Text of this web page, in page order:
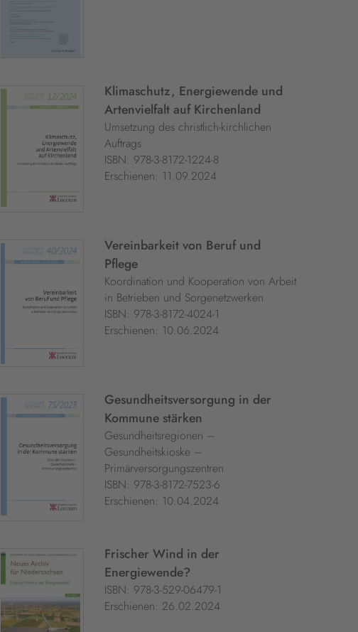
Klimaschutz, Energiewende und
Artenvielfalt auf Kirchenland
Umsetzung des christlich-kirchlichen
Auftrags
ISBN: 978-3-8172-1224-8
Erschienen: 11.09.2024
Vereinbarkeit von Beruf und
Pflege
Koordination und Kooperation von Arbeit
in Betrieben und Sorgenetzwerken
ISBN: 978-3-8172-4024-1
Erschienen: 10.06.2024
Gesundheitsversorgung in der
Kommune stärken
Gesundheitsregionen –
Gesundheitskioske –
Primärversorgungszentren
ISBN: 978-3-8172-7523-6
Erschienen: 10.04.2024
Frischer Wind in der
Energiewende?
ISBN: 978-3-529-06479-1
Erschienen: 26.02.2024